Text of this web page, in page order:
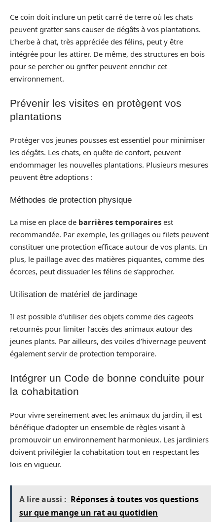
Ce coin doit inclure un petit carré de terre où les chats
peuvent gratter sans causer de dégâts à vos plantations.
L’herbe à chat, très appréciée des félins, peut y être
intégrée pour les attirer. De même, des structures en bois
pour se percher ou griffer peuvent enrichir cet
environnement.
Prévenir les visites en protègent vos
plantations
Protéger vos jeunes pousses est essentiel pour minimiser
les dégâts. Les chats, en quête de confort, peuvent
endommager les nouvelles plantations. Plusieurs mesures
peuvent être adoptions :
Méthodes de protection physique
La mise en place de barrières temporaires est
recommandée. Par exemple, les grillages ou filets peuvent
constituer une protection efficace autour de vos plants. En
plus, le paillage avec des matières piquantes, comme des
écorces, peut dissuader les félins de s’approcher.
Utilisation de matériel de jardinage
Il est possible d’utiliser des objets comme des cageots
retournés pour limiter l’accès des animaux autour des
jeunes plants. Par ailleurs, des voiles d’hivernage peuvent
également servir de protection temporaire.
Intégrer un Code de bonne conduite pour
la cohabitation
Pour vivre sereinement avec les animaux du jardin, il est
bénéfique d’adopter un ensemble de règles visant à
promouvoir un environnement harmonieux. Les jardiniers
doivent privilégier la cohabitation tout en respectant les
lois en vigueur.
A lire aussi : Réponses à toutes vos questions
sur que mange un rat au quotidien